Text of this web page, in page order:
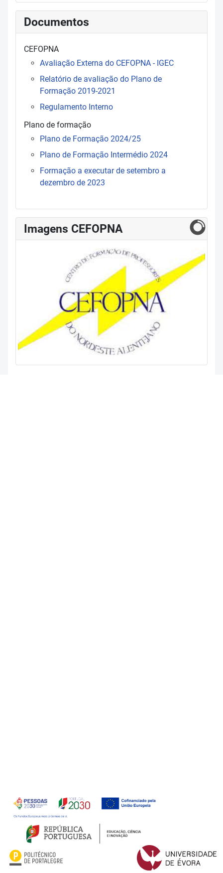
Documentos
CEFOPNA
Avaliação Externa do CEFOPNA - IGEC
Relatório de avaliação do Plano de
Formação 2019-2021
Regulamento Interno
Plano de formação
Plano de Formação 2024/25
Plano de Formação Intermédio 2024
Formação a executar de setembro a
dezembro de 2023
Imagens CEFOPNA